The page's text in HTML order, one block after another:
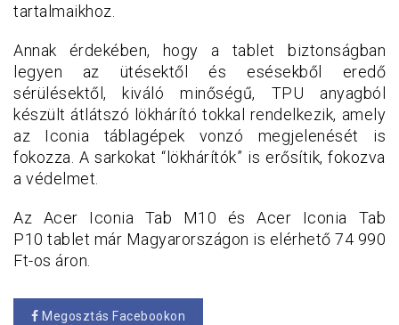
tartalmaikhoz.
Annak érdekében, hogy a tablet biztonságban
legyen az ütésektől és esésekből eredő
sérülésektől, kiváló minőségű, TPU anyagból
készült átlátszó lökhárító tokkal rendelkezik, amely
az Iconia táblagépek vonzó megjelenését is
fokozza. A sarkokat “lökhárítók” is erősítik, fokozva
a védelmet.
Az Acer Iconia Tab M10 és Acer Iconia Tab
P10 tablet már Magyarországon is elérhető 74 990
Ft-os áron.
Megosztás Facebookon